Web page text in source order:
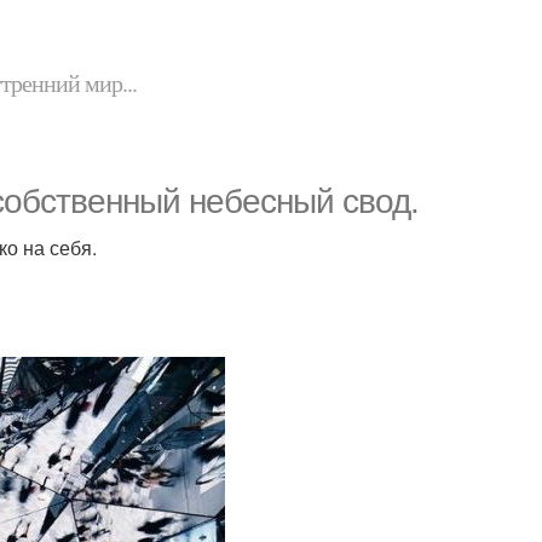
мир...
небесный свод.
на себя.